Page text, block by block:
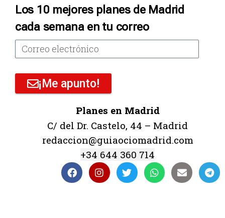
Los 10 mejores planes de Madrid
cada semana en tu correo
¡Me apunto!
Planes en Madrid
C/ del Dr. Castelo, 44 – Madrid
redaccion@guiaociomadrid.com
+34 644 360 714